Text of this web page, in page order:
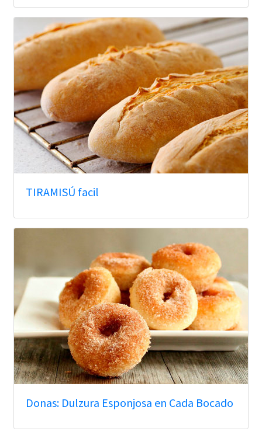
TIRAMISÚ facil
Donas: Dulzura Esponjosa en Cada Bocado